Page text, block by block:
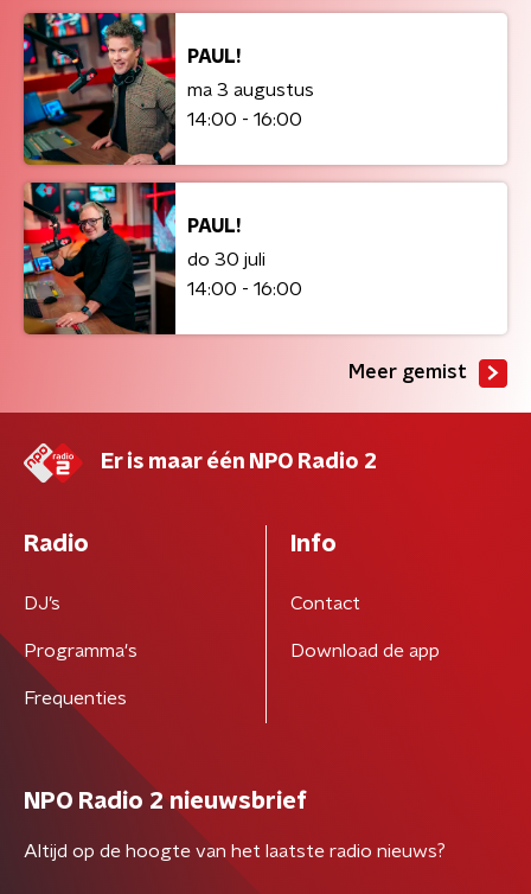
PAUL!
ma 3 augustus
14:00 - 16:00
PAUL!
do 30 juli
14:00 - 16:00
Meer gemist
Er is maar één NPO Radio 2
Radio
DJ’s
Programma's
Frequenties
Info
Contact
Download de app
NPO Radio 2 nieuwsbrief
Altijd op de hoogte van het laatste radio nieuws?